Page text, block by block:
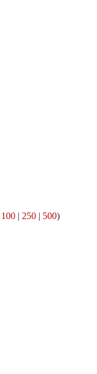
100 | 250 | 500)